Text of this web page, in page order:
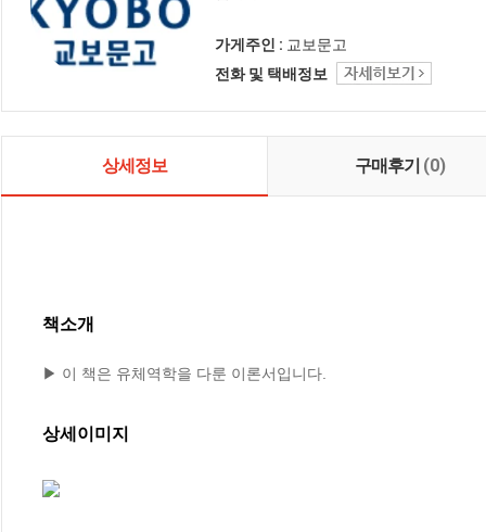
가게주인 : 교보문고
전화 및 택배정보
상세정보 구매후기 (0)
책소개
▶ 이 책은 유체역학을 다룬 이론서입니다.
상세이미지